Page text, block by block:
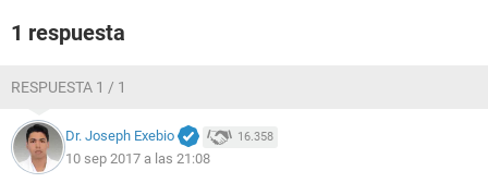
1 respuesta
RESPUESTA 1 / 1
Dr. Joseph Exebio 16.358
10 sep 2017 a las 21:08